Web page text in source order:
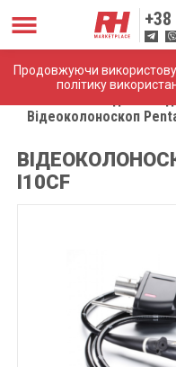
Продовжуючи
політику
+38
Відеоколоноскоп
I10CF